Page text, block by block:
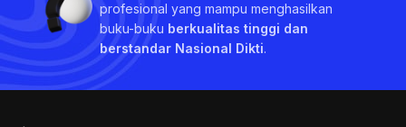
profesional yang mampu menghasilkan
buku-buku berkualitas tinggi dan
berstandar Nasional Dikti.